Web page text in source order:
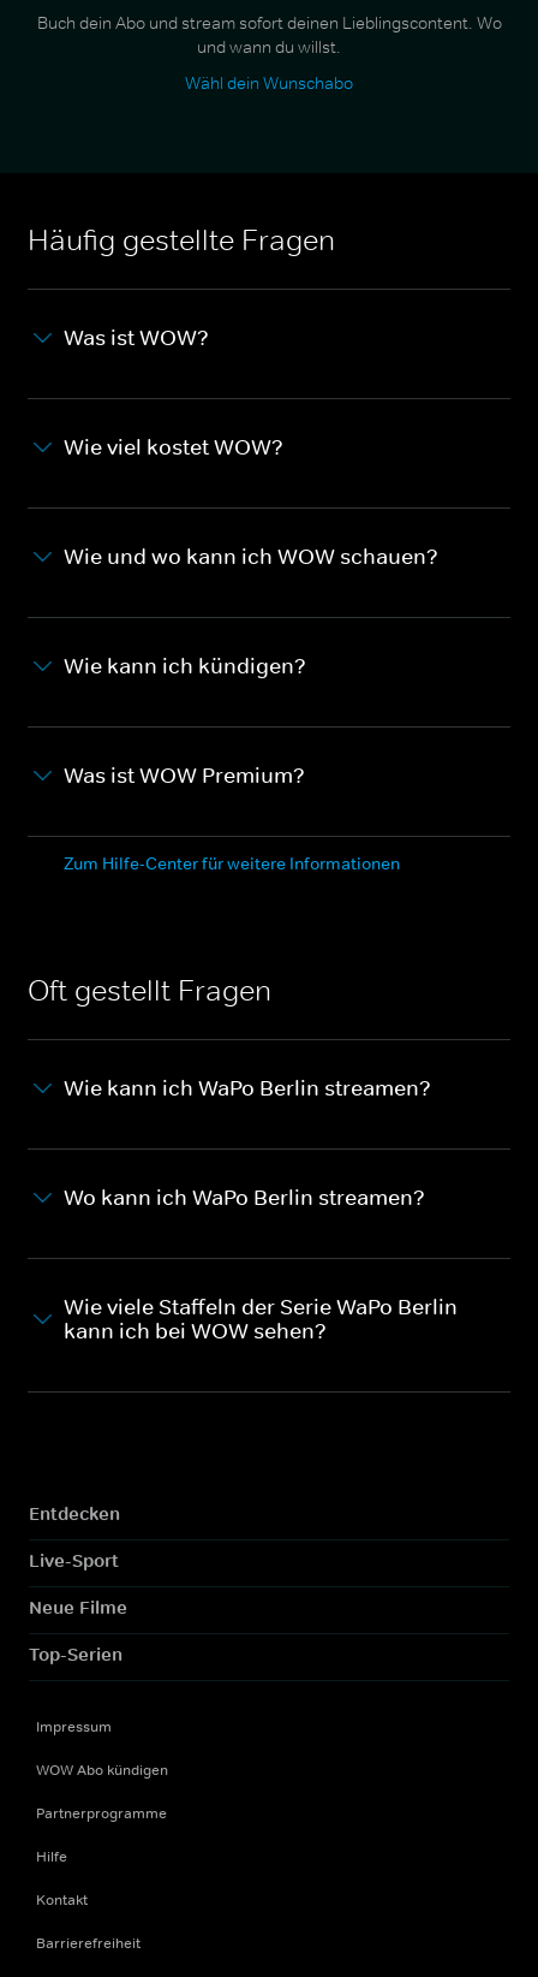
Buch dein Abo und stream sofort deinen Lieblingscontent. Wo
und wann du willst.
Wähl dein Wunschabo
Häufig gestellte Fragen
Was ist WOW?
Wie viel kostet WOW?
Wie und wo kann ich WOW schauen?
Wie kann ich kündigen?
Was ist WOW Premium?
Zum Hilfe-Center für weitere Informationen
Oft gestellt Fragen
Wie kann ich WaPo Berlin streamen?
Wo kann ich WaPo Berlin streamen?
Wie viele Staffeln der Serie WaPo Berlin
kann ich bei WOW sehen?
Entdecken
Live-Sport
Neue Filme
Top-Serien
Impressum
WOW Abo kündigen
Partnerprogramme
Hilfe
Kontakt
Barrierefreiheit